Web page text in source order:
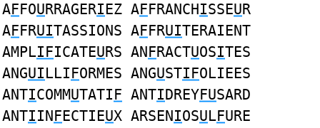
AFFOURRAGERIEZ AFFRANCHISSEUR
AFFRUITASSIONS AFFRUITERAIENT
AMPLIFICATEURS ANFRACTUOSITES
ANGUILLIFORMES ANGUSTIFOLIEES
ANTICOMMUTATIF ANTIDREYFUSARD
ANTIINFECTIEUX ARSENIOSULFURE